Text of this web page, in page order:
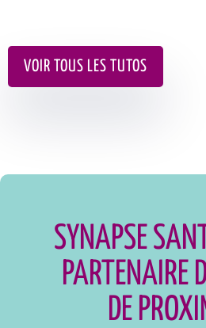
VOIR TOUS LES TUTOS
SYNAPSE
PARTENAIRE
DE